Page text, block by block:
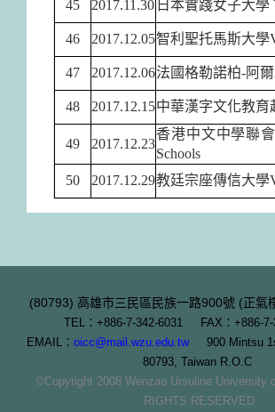
45
2017.11.30 日本實踐女子大學
46 2017.12.05智利聖托馬斯大學
47 2017.12.06法國格勒諾柏-阿爾
48 2017.12.15中華漢字文化教育
49 2017.12.23
香港中文中學聯會
Schools
50
2017.12.29教廷宗座傳信大學
(80793) 高雄市三民區民族一路900號 (正氣
TEL：+886-7-342-6031 FAX：+886-
EMAIL： oicc@mail.wzu.edu.tw
900 Mintsu
80793, Taiwan R.O.C
©Copyright 2008 Wenzao Ursuline University
RIGHTS RESERVED